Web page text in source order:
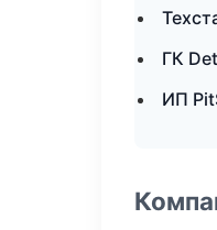
ГК
ИП